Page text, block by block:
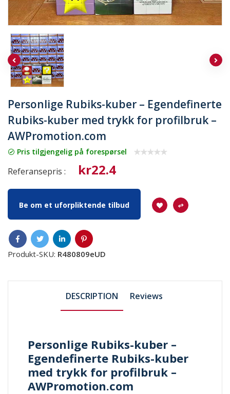
Personlige Rubiks-kuber – Egendefinerte
Rubiks-kuber med trykk for profilbruk –
AWPromotion.com
Pris tilgjengelig på forespørsel
Referansepris : kr22.4
Be om et uforpliktende tilbud
Produkt-SKU: R480809eUD
DESCRIPTION Reviews
Personlige Rubiks-kuber –
Egendefinerte Rubiks-kuber
med trykk for profilbruk –
AWPromotion.com